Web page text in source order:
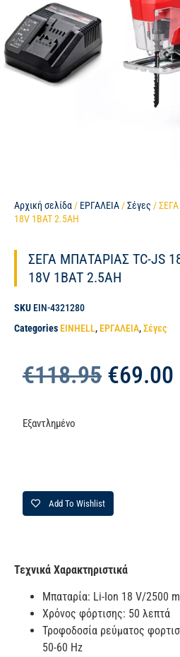
Αρχική σελίδα / ΕΡΓΑΛΕΙΑ /Σέγες /
18V 1BAT 2.5AH
ΣΕΓΑ ΜΠΑΤΑΡΙΑΣ TC-JS
18V 1BAT 2.5AH
SKU EIN-4321280
Categories EINHELL, ΕΡΓΑΛΕΙΑ,Σέγες
€118.95 €69.00
Εξαντλημένο
Add To Wishlist
Τεχνικά Χαρακτηριστικά
Μπαταρία: Li-Ion 18 V/2500
Χρόνος φόρτισης: 50 λεπτά
Τροφοδοσία ρεύματος
50-60 Hz